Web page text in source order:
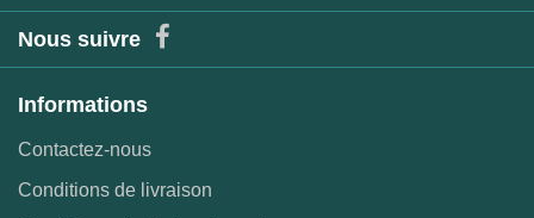
Nous suivre
Informations
Contactez-nous
Conditions de livraison